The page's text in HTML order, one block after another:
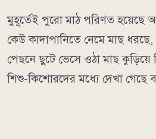
মুহূর্তেই পুরো মাঠ পরিণত হয়েছে
কেউ কাদাপানিতে নেমে মাছ ধরছে,
পেছনে ছুটে ভেসে ওঠা মাছ কুড়িয়ে
শিশু-কিশোরদের মধ্যে দেখা গেছে